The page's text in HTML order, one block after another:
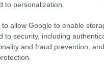
to personalization.
to allow Google to enable
to security, including
and fraud prevention,
Giorgia Meloni a La
“Orgoglio e discrezione per
Incendio nella notte a Olbia, a